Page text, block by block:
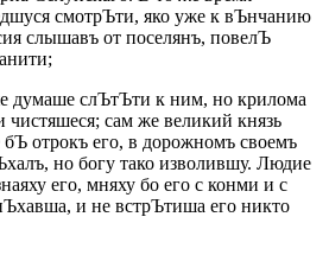
смотрЪти, яко уже к вЪнчанию
слышавъ от поселянъ, повелЪ
думаше слЪтЪти к ним, но крилома
чистяшеся; сам же великий князь
отрокъ его, в дорожномъ своемъ
но богу тако изволившу. Людие
его, мняху бо его с конми и с
и не встрЪтиша его никто